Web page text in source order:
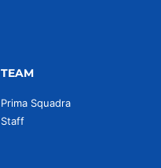
TEAM
Prima Squadra
Staff